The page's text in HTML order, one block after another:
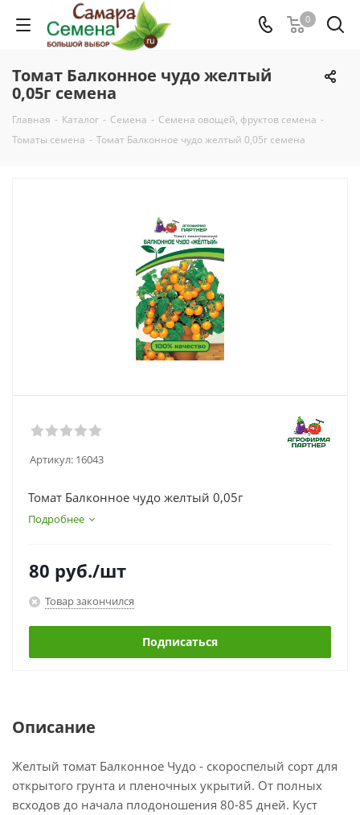
0
Томат Балконное чудо желтый
0,05г семена
Главная - Каталог - Семена - Семена овощей, фруктов семена -
Томаты семена - Томат Балконное чудо желтый 0,05г семена
Артикул: 16043
Томат Балконное чудо желтый 0,05г
Подробнее
80 руб./шт
Товар закончился
Подписаться
Описание
Желтый томат Балконное Чудо - скороспелый сорт для
открытого грунта и пленочных укрытий. От полных
всходов до начала плодоношения 80-85 дней. Куст